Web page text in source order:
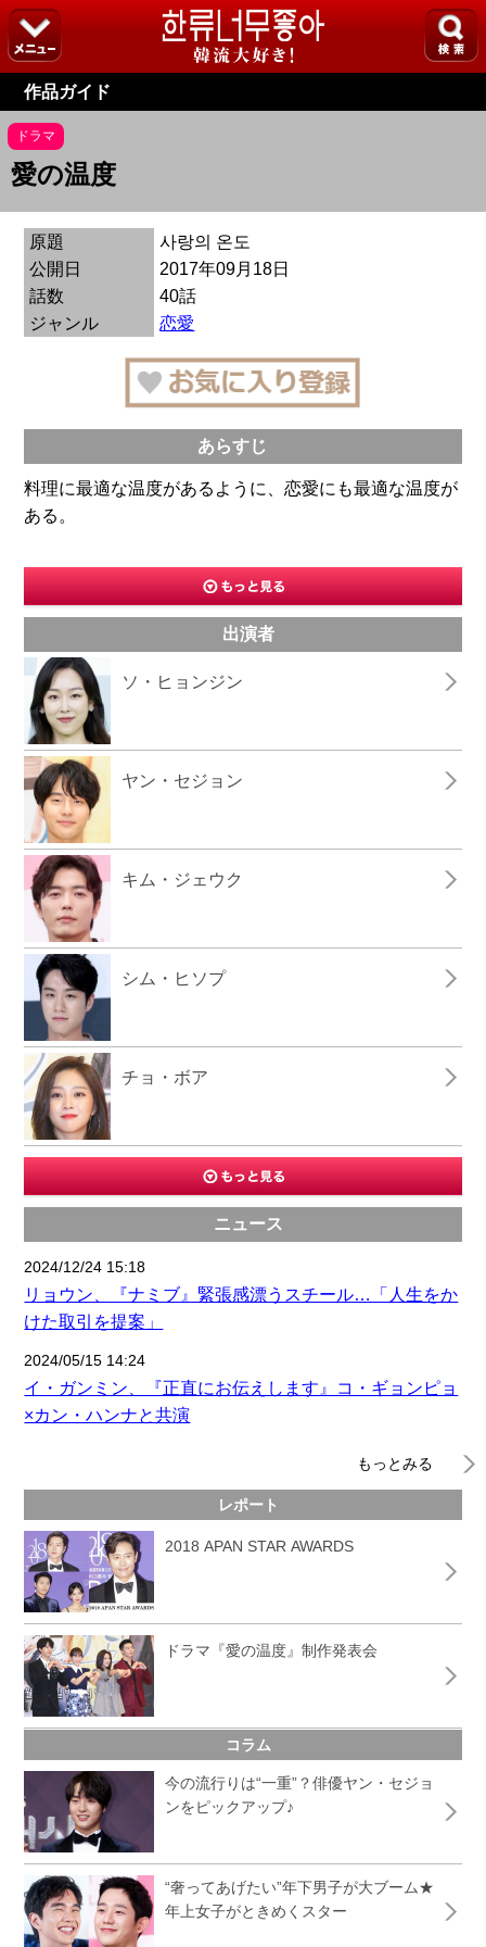
作品ガイド
ドラマ
愛の温度
原題
사랑의 온도
公開日
2017年09月18日
話数
40話
ジャンル
恋愛
あらすじ
料理に最適な温度があるように、恋愛にも最適な温度が
ある。
出演者
ソ・ヒョンジン
ヤン・セジョン
キム・ジェウク
シム・ヒソプ
チョ・ボア
ニュース
2024/12/24 15:18
リョウン、『ナミブ』緊張感漂うスチール…「人生をか
けた取引を提案」
2024/05/15 14:24
イ・ガンミン、『正直にお伝えします』コ・ギョンピョ
×カン・ハンナと共演
もっとみる
レポート
2018 APAN STAR AWARDS
ドラマ『愛の温度』制作発表会
コラム
今の流行りは“一重”？俳優ヤン・セジョ
ンをピックアップ♪
“奢ってあげたい”年下男子が大ブーム★
年上女子がときめくスター